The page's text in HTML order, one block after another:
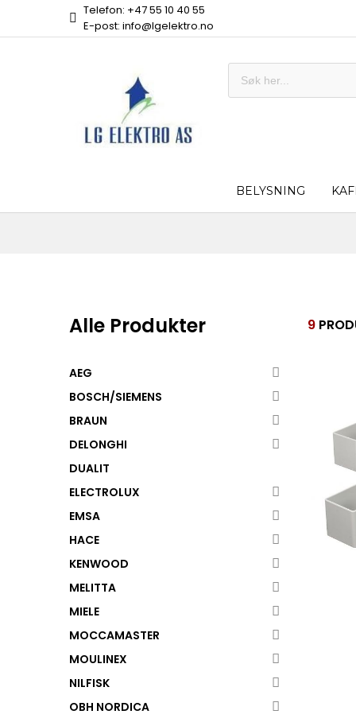
Telefon: +47 55 10 40 55
E-post: info@lgelektro.no
BELYSNING
9
Alle Produkter
AEG
BOSCH/SIEMENS
BRAUN
DELONGHI
DUALIT
ELECTROLUX
EMSA
HACE
KENWOOD
MELITTA
MIELE
MOCCAMASTER
MOULINEX
NILFISK
OBH NORDICA